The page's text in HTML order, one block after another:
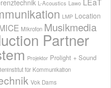
L-Acoustics Lawo
LMP Location
Mikrofon Musikmedia
Partner
Projektor Prolight + Sound
für Kommunikation
Vok Dams